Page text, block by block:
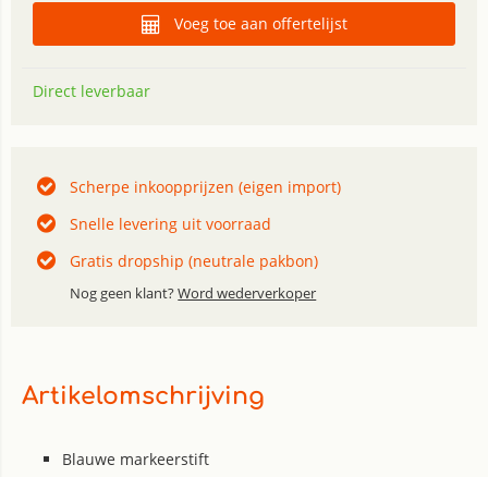
Voeg toe aan offertelijst
Direct leverbaar
Scherpe inkoopprijzen (eigen import)
Snelle levering uit voorraad
Gratis dropship (neutrale pakbon)
Nog geen klant?Word wederverkoper
Artikelomschrijving
Blauwe markeerstift